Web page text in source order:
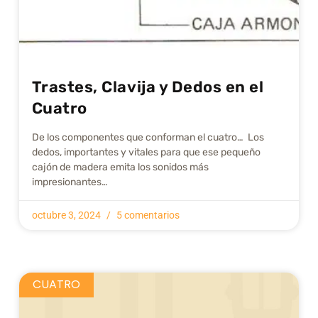
Trastes, Clavija y Dedos en el
Cuatro
De los componentes que conforman el cuatro… Los
dedos, importantes y vitales para que ese pequeño
cajón de madera emita los sonidos más
impresionantes…
octubre 3, 2024 5 comentarios
CUATRO